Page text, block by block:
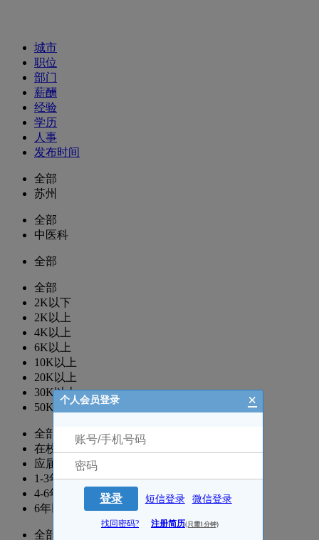
城市
职位
部门
薪酬
经验
学历
人事
发布时间
全部
苏州
全部
中医科
全部
全部
2K以下
2K以上
4K以上
6K以上
10K以上
20K以上
30K以上
50K以上
全部
在校生
应届生
1-3年
4-6年
6年以上
全部
个人会员登录 ×
登录 短信登录 微信登录
找回密码? 注册简历(只需1分钟)